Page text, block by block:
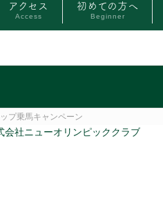
アクセス
Access
初めての方へ
Beginner
プ乗馬キャンペーン
会社ニューオリンピッククラブ